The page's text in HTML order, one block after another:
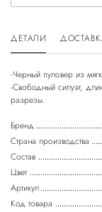
ДЕТАЛИ
-Черный пуловер из
-Свободный силуэт,
Бренд
Страна производства
Состав
Цвет
Артикул
Код товара